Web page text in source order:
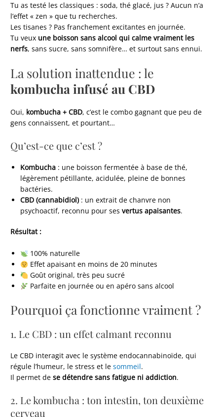
Tu as testé les classiques : soda, thé glacé, jus ? Aucun n’a
l’effet « zen » que tu recherches.
Les tisanes ? Pas franchement excitantes en journée.
Tu veux une boisson sans alcool qui calme vraiment les
nerfs, sans sucre, sans somnifère… et surtout sans ennui.
La solution inattendue : le
kombucha infusé au CBD
Oui, kombucha + CBD, c’est le combo gagnant que peu de
gens connaissent, et pourtant…
Qu’est-ce que c’est ?
Kombucha : une boisson fermentée à base de thé,
légèrement pétillante, acidulée, pleine de bonnes
bactéries.
CBD (cannabidiol) : un extrait de chanvre non
psychoactif, reconnu pour sesvertus apaisantes.
Résultat :
100% naturelle
Effet apaisant en moins de 20 minutes
Goût original, très peu sucré
Parfaite en journée ou en apéro sans alcool
Pourquoi ça fonctionne vraiment ?
1. Le CBD : un effet calmant reconnu
Le CBD interagit avec le système endocannabinoïde, qui
régule l’humeur, le stress et lesommeil.
Il permet dese détendre sans fatigue ni addiction.
2. Le kombucha : ton intestin, ton deuxième
cerveau